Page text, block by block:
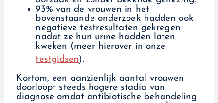
93% van de vrouwen in het
bovenstaande onderzoek hadden ook
negatieve testresultaten gekregen
nadat ze hun urine hadden laten
kweken (meer hierover in onze
testgidsen).
Kortom, een aanzienlijk aantal vrouwen
doorloopt steeds hogere stadia van
diagnose omdat antibiotische behandeling